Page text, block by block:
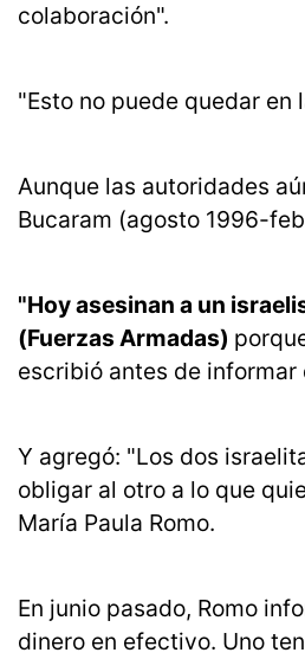
colaboración".
"Esto no puede quedar en
Aunque las autoridades
Bucaram (agosto 1996-
"Hoy asesinan a un
(Fuerzas Armadas)
escribió antes de
Y agregó: "Los dos
obligar al otro a lo que
María Paula Romo.
En junio pasado, Romo
dinero en efectivo. Uno